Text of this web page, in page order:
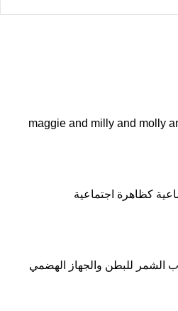
كظاهرة اجتماعية
الشمر للبطن والجهاز الهضمي